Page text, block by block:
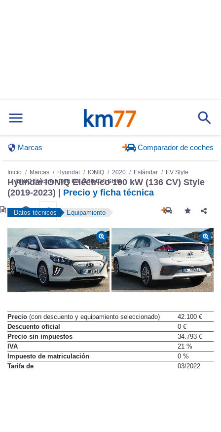
Marcas Comparador de coches
Inicio Marcas Hyundai IONIQ 2020 Estándar
EV Style
IONIQ Eléctrico 100 kW (136 CV) Style
Hyundai IONIQ Eléctrico 100 kW (136 CV) Style
(2019-2023) | Precio y ficha técnica
Datos técnicos Equipamiento
Precio (con descuento y equipamiento seleccionado)
42.100 €
Descuento oficial
0 €
Precio sin impuestos
34.793 €
IVA
21 %
Impuesto de matriculación
0 %
Tarifa de
03/2022